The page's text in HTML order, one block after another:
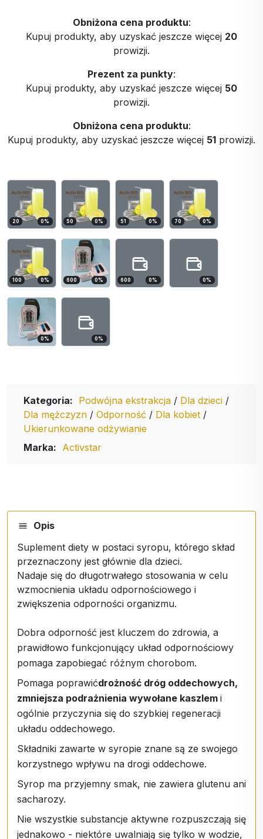
Obniżona cena produktu:
Kupuj produkty, aby uzyskać jeszcze więcej 20
prowizji.
Prezent za punkty:
Kupuj produkty, aby uzyskać jeszcze więcej 50
prowizji.
Obniżona cena produktu:
Kupuj produkty, aby uzyskać jeszcze więcej 51 prowizji.
20 0% 50 0% 51 0% 70 0%
100 0% 600 0% 600 0% 0%
0% 0%
Kategoria: Podwójna ekstrakcja / Dla dzieci /
Dla mężczyzn / Odporność / Dla kobiet /
Ukierunkowane odżywianie
Marka: Activstar
Opis
Suplement diety w postaci syropu, którego skład
przeznaczony jest głównie dla dzieci.
Nadaje się do długotrwałego stosowania w celu
wzmocnienia układu odpornościowego i
zwiększenia odporności organizmu.
Dobra odporność jest kluczem do zdrowia, a
prawidłowo funkcjonujący układ odpornościowy
pomaga zapobiegać różnym chorobom.
Pomaga poprawićdrożność dróg oddechowych,
zmniejsza podrażnienia wywołane kaszlem i
ogólnie przyczynia się do szybkiej regeneracji
układu oddechowego.
Składniki zawarte w syropie znane są ze swojego
korzystnego wpływu na drogi oddechowe.
Syrop ma przyjemny smak, nie zawiera glutenu ani
sacharozy.
Nie wszystkie substancje aktywne rozpuszczają się
jednakowo - niektóre uwalniają się tylko w wodzie,